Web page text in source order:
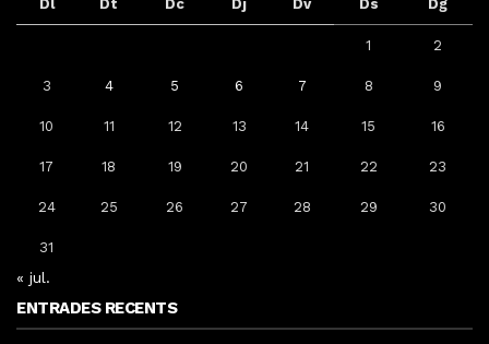
Dl Dt Dc Dj Dv Ds Dg
1 2
3 4 5 6 7 8 9
10 11 12 13 14 15 16
17 18 19 20 21 22 23
24 25 26 27 28 29 30
31
« jul.
ENTRADES RECENTS